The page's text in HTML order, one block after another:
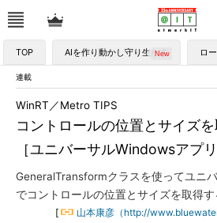
TOP AIを作り動かし守り生かす ロ
連載
コントロールの位置とサイズ
［ユニバーサルWindowsアプリ
WinRT／Metro TIPS
GeneralTransformクラスを使ってユニ
でコントロールの位置とサイズを取得す
[ 山本康彦（http://